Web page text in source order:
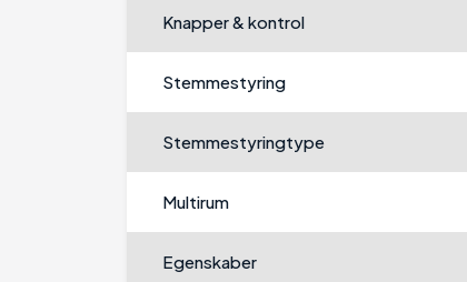
Knapper & kontrol
Stemmestyring
Stemmestyringtype
Multirum
Egenskaber